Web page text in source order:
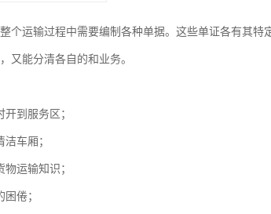
个运输过程中需要编制各种单据。这些单证各有其特
又能分清各自的和业务。
到服务区；
车厢；
运输知识；
倦；